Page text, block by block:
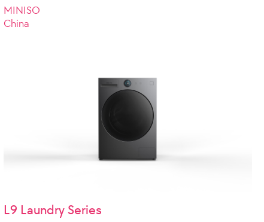
MINISO
China
L9 Laundry Series